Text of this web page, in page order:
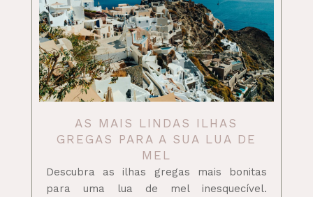
AS MAIS LINDAS ILHAS
GREGAS PARA A SUA LUA DE
MEL
Descubra as ilhas gregas mais bonitas
para uma lua de mel inesquecível.